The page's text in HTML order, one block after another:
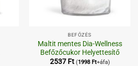
BEFŐZÉS
Maltit mentes Dia-Wellness
Befőzőcukor Helyettesítő
2537 Ft (1998 Ft+áfa)